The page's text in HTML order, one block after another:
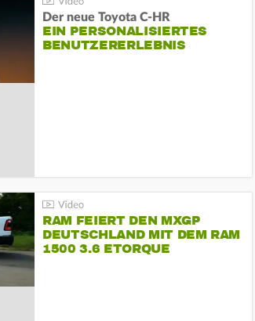
Der neue Toyota C-HR
EIN PERSONALISIERTES
BENUTZERERLEBNIS
RAM FEIERT DEN MXGP
DEUTSCHLAND MIT DEM RAM
1500 3.6 ETORQUE